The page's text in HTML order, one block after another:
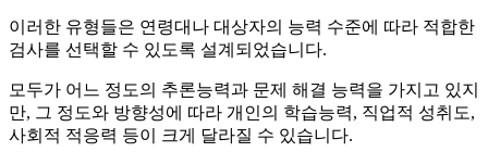
이러한 유형들은 연령대나 대상자의 능력 수준에 따라 적합한
검사를 선택할 수 있도록 설계되었습니다.
모두가 어느 정도의 추론능력과 문제 해결 능력을 가지고 있지
만, 그 정도와 방향성에 따라 개인의 학습능력, 직업적 성취도,
사회적 적응력 등이 크게 달라질 수 있습니다.